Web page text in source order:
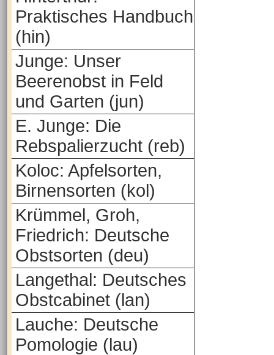
Praktisches Handbuch
(hin)
Junge: Unser
Beerenobst in Feld
und Garten (jun)
E. Junge: Die
Rebspalierzucht (reb)
Koloc: Apfelsorten,
Birnensorten (kol)
Krümmel, Groh,
Friedrich: Deutsche
Obstsorten (deu)
Langethal: Deutsches
Obstcabinet (lan)
Lauche: Deutsche
Pomologie (lau)